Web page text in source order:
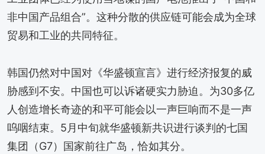
非中国产品组合”。这种分散的供应链可能会成为全球
贸易和工业的共同特征。
韩国仍然对中国对《华盛顿宣言》进行经济报复的威
胁感到不安。中国也可以诉诸硬实力胁迫。为30多亿
人创造增长奇迹的和平可能会以一声巨响而不是一声
呜咽结束。5月中旬就华盛顿新共识进行谈判的七国
集团（G7）国家前往广岛，恰如其分。